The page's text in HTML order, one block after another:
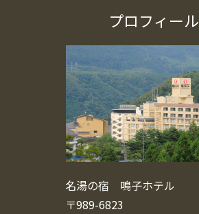
プロフィール
名湯の宿 鳴子ホテル
〒989-6823